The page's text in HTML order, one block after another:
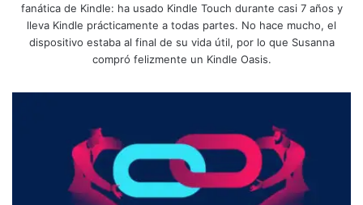
fanática de Kindle: ha usado Kindle Touch durante casi 7 años y
lleva Kindle prácticamente a todas partes. No hace mucho, el
dispositivo estaba al final de su vida útil, por lo que Susanna
compró felizmente un Kindle Oasis.